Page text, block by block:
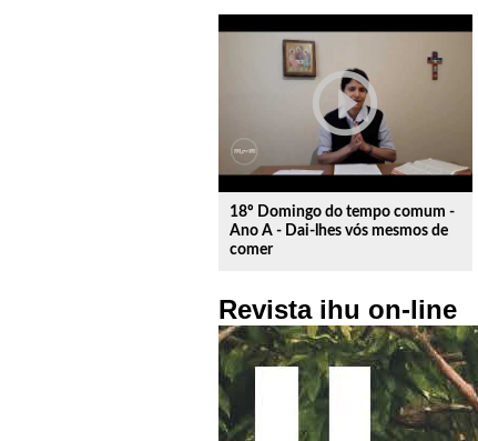
play_circle_outline
18º Domingo do tempo comum -
Ano A - Dai-lhes vós mesmos de
comer
Revista ihu on-line